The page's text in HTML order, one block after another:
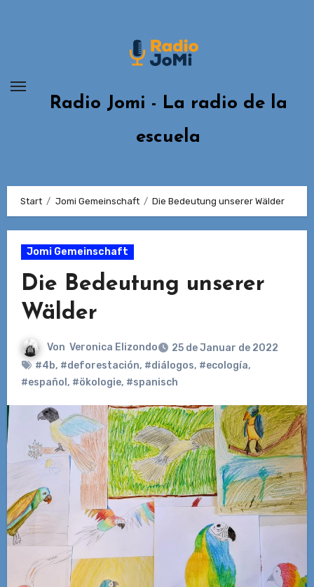
Radio Jomi - La radio de la
escuela
Start Jomi Gemeinschaft Die Bedeutung unserer Wälder
Jomi Gemeinschaft
Die Bedeutung unserer
Wälder
Von Veronica Elizondo
25 de Januar de 2022
#4b, #deforestación, #diálogos, #ecología,
#español , #ökologie, #spanisch